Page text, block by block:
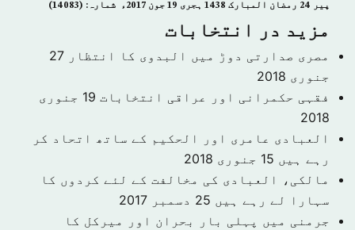
پیر 24 رمضان المبارک 1438 ہجری­ 19 جون 2017ء شمارہ: (14083)
مزید در انتخابات
مصری صدارتی دوڑ میں البدوی کا انتظار 27
جنوری 2018
فقہی حکمرانی اور عراقی انتخابات
19 جنوری
2018
العبادی عامری اور الحکیم کے ساتھ اتحاد کر
رہے ہیں 15 جنوری 2018
مالکی، العبادی کی مخالفت کے لئے کردوں کا
سہارا لے رہے ہیں 25 دسمبر 2017
جرمنی میں پہلی بار بحران اور میرکل کا